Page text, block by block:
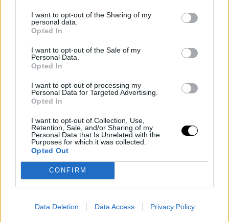
I want to opt-out of the Sharing of my
personal data.
Opted In
I want to opt-out of the Sale of my
Personal Data.
Opted In
I want to opt-out of processing my
Personal Data for Targeted Advertising.
Opted In
I want to opt-out of Collection, Use,
Retention, Sale, and/or Sharing of my
Personal Data that Is Unrelated with the
Purposes for which it was collected.
Opted Out
CONFIRM
Data Deletion Data Access Privacy Policy